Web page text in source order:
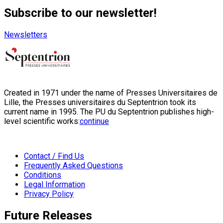
Subscribe to our newsletter!
Newsletters
Created in 1971 under the name of Presses Universitaires de
Lille, the Presses universitaires du Septentrion took its
current name in 1995. The PU du Septentrion publishes high-
level scientific works:continue
Contact / Find Us
Frequently Asked Questions
Conditions
Legal Information
Privacy Policy
Future Releases